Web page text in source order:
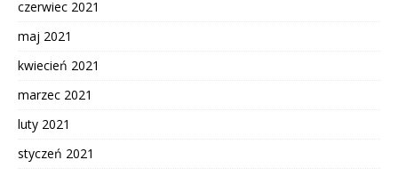
czerwiec 2021
maj 2021
kwiecień 2021
marzec 2021
luty 2021
styczeń 2021